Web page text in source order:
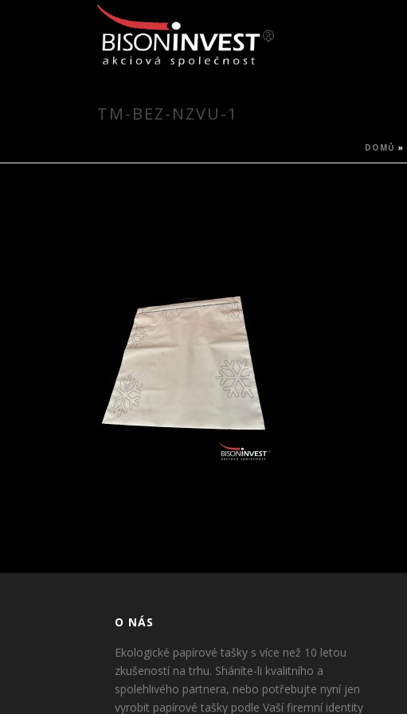
TM-BEZ-NZVU-1
DOMŮ »
O NÁS
Ekologické papírové tašky s více než 10 letou
zkušeností na trhu. Sháníte-li kvalitního a
spolehlivého partnera, nebo potřebujte nyní jen
vyrobit papírové tašky podle Vaší firemní identity